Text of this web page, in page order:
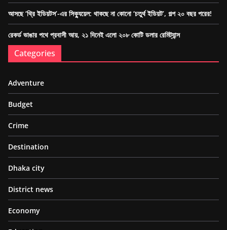
আসছে ‘থ্রি ইডিয়টস’-এর সিক্যুয়েল: থাকছে না কোনো ‘চতুর্থ ইডিয়ট’, গল্প ২০ বছর পরের!
রেকর্ড ভাঙার পথে প্রবাসী আয়, ২১ দিনেই এলো ২০৮ কোটি ডলার রেমিট্যান্স
Categories
Adventure
Budget
Crime
Destination
Dhaka city
District news
Economy